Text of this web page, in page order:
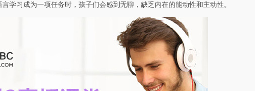
学习成为一项任务时，孩子们会感到无聊，缺乏内在的能动性和主动性。